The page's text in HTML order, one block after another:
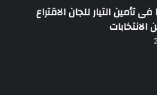
تأمين التيار للجان الاقتراع
الانتخابات